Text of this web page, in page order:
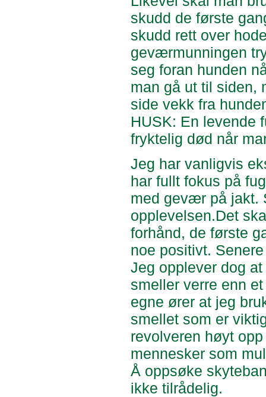
skudd de første
skudd rett over
geværmunningen
seg foran hunden
man gå ut til siden,
side vekk fra
HUSK: En levende
fryktelig død når
Jeg har vanligvis
har fullt fokus på
med gevær på jakt.
opplevelsen.Det
forhånd, de første
noe positivt.
Jeg opplever dog
smeller verre enn
egne ører at jeg
smellet som er
revolveren høyt
mennesker som
Å oppsøke
ikke tilrådelig.